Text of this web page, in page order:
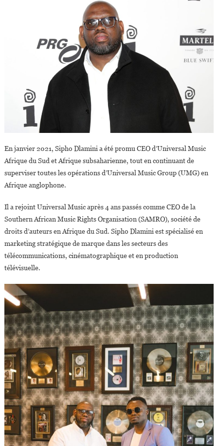
En janvier 2021, Sipho Dlamini a été promu CEO d’Universal Music
Afrique du Sud et Afrique subsaharienne, tout en continuant de
superviser toutes les opérations d’Universal Music Group (UMG) en
Afrique anglophone.
Il a rejoint Universal Music après 4 ans passés comme CEO de la
Southern African Music Rights Organisation (SAMRO), société de
droits d’auteurs en Afrique du Sud. Sipho Dlamini est spécialisé en
marketing stratégique de marque dans les secteurs des
télécommunications, cinématographique et en production
télévisuelle.